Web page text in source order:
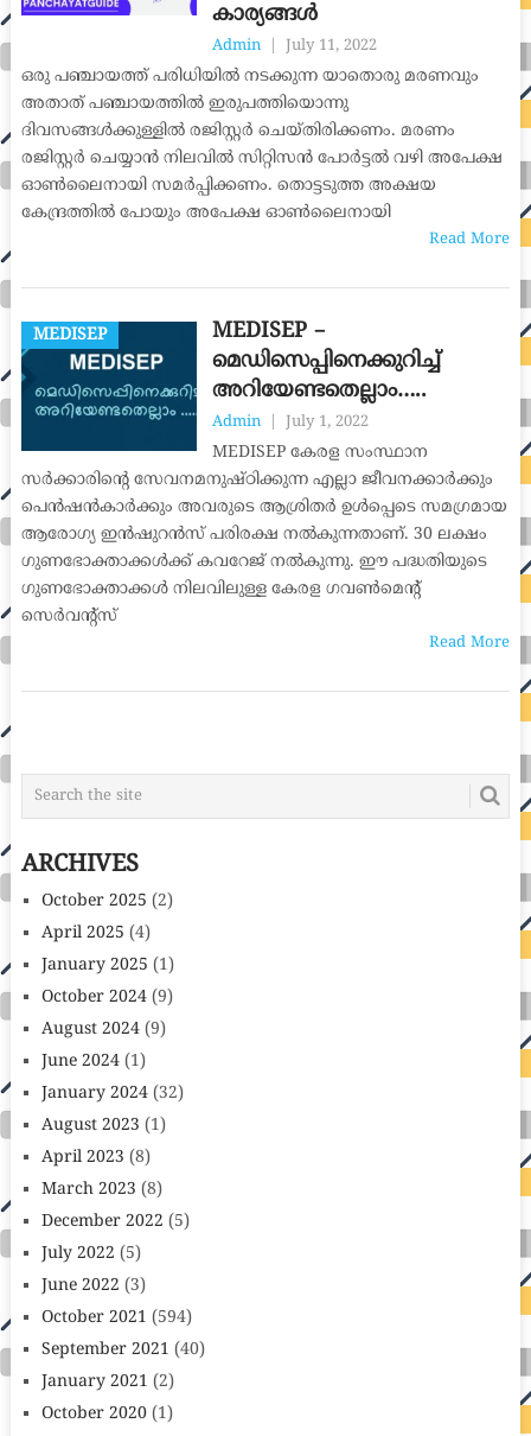
കാര്യങ്ങൾ
Admin July 11, 2022
ഒരു പഞ്ചായത്ത് പരിധിയിൽ നടക്കുന്ന യാതൊരു മരണവും
അതാത് പഞ്ചായത്തിൽ ഇരുപത്തിയൊന്നു
ദിവസങ്ങൾക്കുള്ളിൽ രജിസ്റ്റർ ചെയ്തിരിക്കണം. മരണം
രജിസ്റ്റർ ചെയ്യാൻ നിലവിൽ സിറ്റിസൻ പോർട്ടൽ വഴി അപേക്ഷ
ഓൺലൈനായി സമർപ്പിക്കണം. തൊട്ടടുത്ത അക്ഷയ
കേന്ദ്രത്തിൽ പോയും അപേക്ഷ ഓൺലൈനായി
Read More
MEDISEP
MEDISEP –
മെഡിസെപ്പിനെക്കുറിച്ച്
അറിയേണ്ടതെല്ലാം…..
Admin July 1, 2022
MEDISEP കേരള സംസ്ഥാന
സർക്കാരിന്റെ സേവനമനുഷ്ഠിക്കുന്ന എല്ലാ ജീവനക്കാർക്കും
പെൻഷൻകാർക്കും അവരുടെ ആശ്രിതർ ഉൾപ്പെടെ സമഗ്രമായ
ആരോഗ്യ ഇൻഷുറൻസ് പരിരക്ഷ നൽകുന്നതാണ്. 30 ലക്ഷം
ഗുണഭോക്താക്കൾക്ക് കവറേജ് നൽകുന്നു. ഈ പദ്ധതിയുടെ
ഗുണഭോക്താക്കൾ നിലവിലുള്ള കേരള ഗവൺമെന്റ്
സെർവന്റ്‌സ്
Read More
NAVIGATION
ARCHIVES
October 2025 (2)
April 2025 (4)
January 2025 (1)
October 2024(9)
August 2024(9)
June 2024(1)
January 2024(32)
August 2023 (1)
April 2023 (8)
March 2023 (8)
December 2022 (5)
July 2022 (5)
June 2022 (3)
October 2021 (594)
September 2021 (40)
January 2021 (2)
October 2020(1)